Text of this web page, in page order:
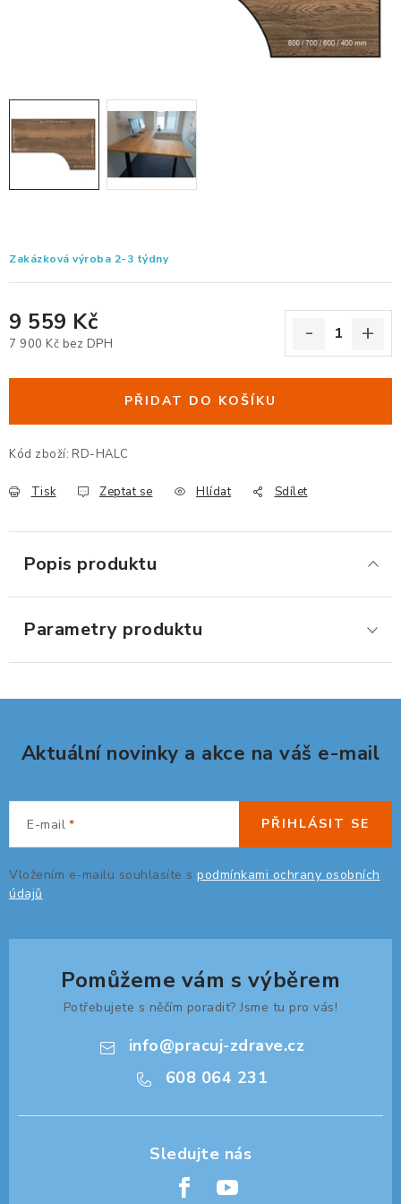
PODSEDÁKY NA ŽIDLE
ZDRAVOTNICKÉ POMŮCKY
ERGONOMICKÉ MYŠI
PREZENTAČNÍ SYSTÉMY
DRŽÁKY NA TABLET - MOBIL
ERGONOMICKÉ PRODUKTY
PODLOŽKY POD MYŠ A ZÁPĚSTÍ
DRŽÁKY LCD MONITORŮ A TV
DRŽÁKY A ZÁVĚSY PC
STOJANY NA DOKUMENTY
KANCELÁŘSKÉ POTŘEBY
NÁDOBY NA ODPAD
SCHRÁNKY NA KLÍČE A LÉKY
DESIGN A STYL V KANCELÁŘI
Zakázková výroba 2-3 týdny
9 559 Kč
7 900 Kč bez DPH
PŘIDAT DO KOŠÍKU
Kód zboží: RD-HALC
Tisk Zeptat se Hlídat Sdílet
Popis produktu
Parametry produktu
Aktuální novinky a akce na váš e-mail
E-mail
Vložením e-mailu souhlasíte s podmínkami ochrany osobních
údajů
PŘIHLÁSIT SE
Pomůžeme vám s výběrem
Potřebujete s něčím poradit? Jsme tu pro vás!
info@pracuj-zdrave.cz
608 064 231